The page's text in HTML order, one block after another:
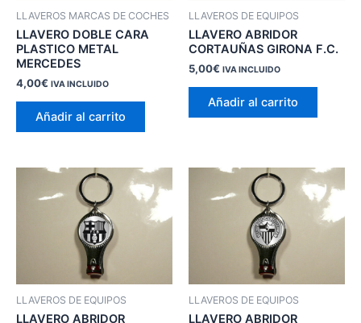
LLAVEROS MARCAS DE COCHES
LLAVERO DOBLE CARA
PLASTICO METAL
MERCEDES
4,00€ IVA INCLUIDO
Añadir al carrito
LLAVEROS DE EQUIPOS
LLAVERO ABRIDOR
CORTAUÑAS GIRONA F.C.
5,00€ IVA INCLUIDO
Añadir al carrito
LLAVEROS DE EQUIPOS
LLAVERO ABRIDOR
LLAVEROS DE EQUIPOS
LLAVERO ABRIDOR